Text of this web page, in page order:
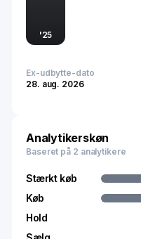
har hovedkontor i Santa
'25
Ex-udbytte-dato
28. aug. 2026
Analytikerskøn
Baseret på 2 analytikere
Stærkt køb
Køb
Hold